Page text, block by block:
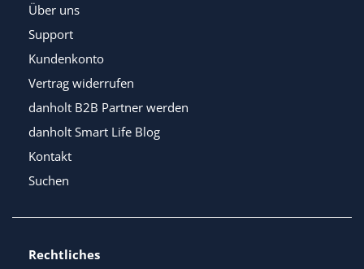
Über uns
Support
Kundenkonto
Vertrag widerrufen
danholt B2B Partner werden
danholt Smart Life Blog
Kontakt
Suchen
Rechtliches